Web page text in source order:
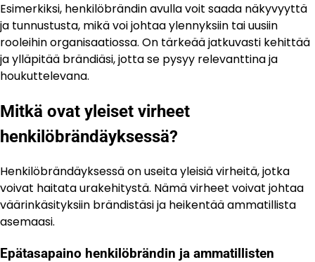
Esimerkiksi, henkilöbrändin avulla voit saada näkyvyyttä
ja tunnustusta, mikä voi johtaa ylennyksiin tai uusiin
rooleihin organisaatiossa. On tärkeää jatkuvasti kehittää
ja ylläpitää brändiäsi, jotta se pysyy relevanttina ja
houkuttelevana.
Mitkä ovat yleiset virheet
henkilöbrändäyksessä?
Henkilöbrändäyksessä on useita yleisiä virheitä, jotka
voivat haitata urakehitystä. Nämä virheet voivat johtaa
väärinkäsityksiin brändistäsi ja heikentää ammatillista
asemaasi.
Epätasapaino henkilöbrändin ja ammatillisten